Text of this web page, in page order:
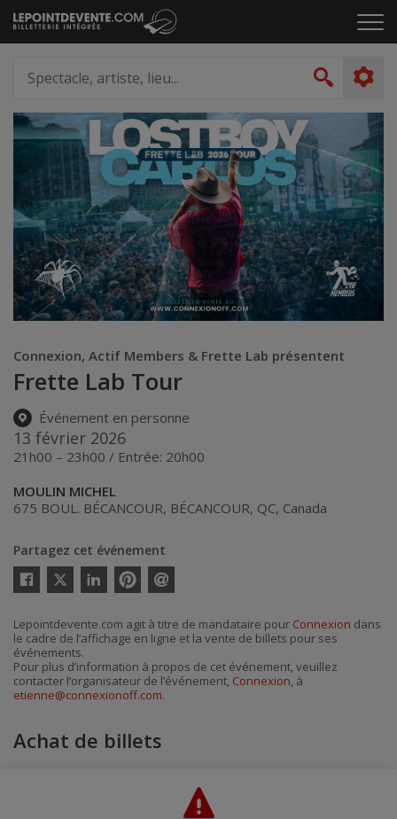
Passer
au
le
artiste,
lieu...
Connexion, Actif Members & Frette Lab présentent
Frette Lab Tour
Événement en personne
13 février 2026
21h00 – 23h00 / Entrée: 20h00
MOULIN MICHEL
675 BOUL. BÉCANCOUR, BÉCANCOUR, QC, Canada
Partagez cet événement
Twitter
courriel
Lepointdevente.com agit à titre de mandataire pour Connexion dans
le cadre de l’affichage en ligne et la vente de billets pour ses
événements.
Pour plus d’information à propos de cet événement, veuillez
contacter l’organisateur de l’événement, Connexion, à
etienne@connexionoff.com.
Achat de billets